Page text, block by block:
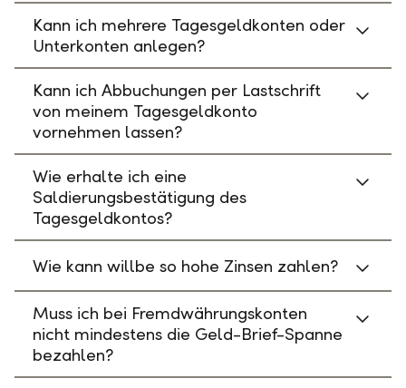
Kann ich mehrere Tagesgeldkonten oder
Unterkonten anlegen?
Kann ich Abbuchungen per Lastschrift
von meinem Tagesgeldkonto
vornehmen lassen?
Wie erhalte ich eine
Saldierungsbestätigung des
Tagesgeldkontos?
Wie kann willbe so hohe Zinsen zahlen?
Muss ich bei Fremdwährungskonten
nicht mindestens die Geld-Brief-Spanne
bezahlen?